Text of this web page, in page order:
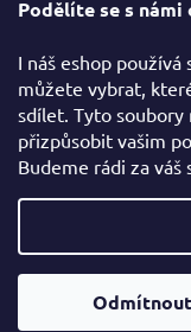
Podělíte se s námi
I náš eshop používá
můžete vybrat,
sdílet. Tyto soubory
přizpůsobit vašim
Budeme rádi za váš
Odmítnout
Certifikace a označení
Facebook
Copyright 2026